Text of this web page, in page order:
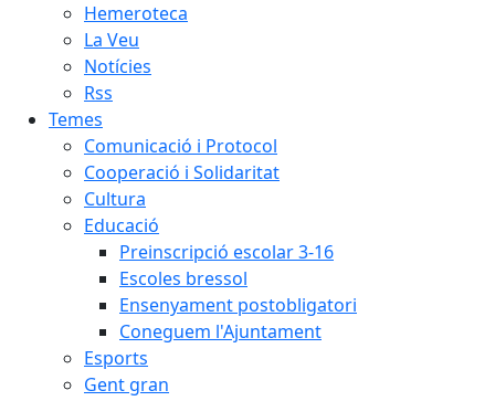
Hemeroteca
La Veu
Notícies
Rss
Temes
Comunicació i Protocol
Cooperació i Solidaritat
Cultura
Educació
Preinscripció escolar 3-16
Escoles bressol
Ensenyament postobligatori
Coneguem l'Ajuntament
Esports
Gent gran